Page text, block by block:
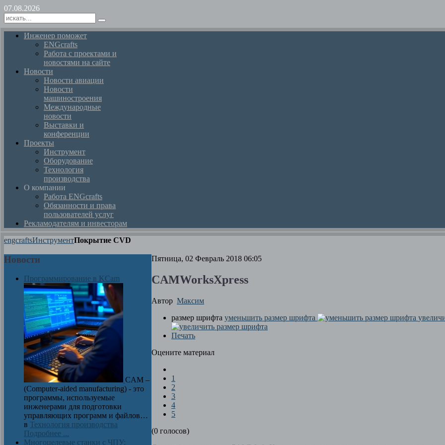
07.08.2026
Инженер поможет
ENGcrafts
Работа с проектами и
новостями на сайте
Новости
Новости авиации
Новости
машиностроения
Международные
новости
Выставки и
конференции
Проекты
Инструмент
Оборудование
Технология
производства
О компании
Работа ENGcrafts
Обязанности и права
пользователей услуг
Рекламодателям и инвесторам
engcraftsИнструментПокрытие CVD
Пятница, 02 Февраль 2018 06:05
CAMWorksXpress
Автор Максим
размер шрифта уменьшить размер шрифта
Печать
Оцените материал
1
2
3
4
5
(0 голосов)
Новости
Программирование в KCam
CAM –
(Computer-aided manufacturing) - это
программы, используемые
инженерами для подготовки
управляющих программ и файлов…
в Технология производства
Подробнее ...
Многоцелевые станки с ЧПУ: